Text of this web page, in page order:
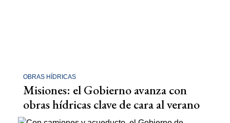
OBRAS HÍDRICAS
Misiones: el Gobierno avanza con
obras hídricas clave de cara al verano